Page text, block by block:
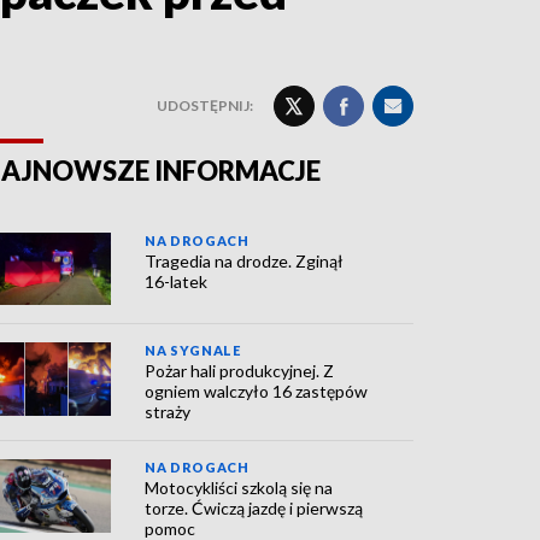
UDOSTĘPNIJ:
INFORMACJE
NA DROGACH
Tragedia na drodze. Zginął
16-latek
NA SYGNALE
Pożar hali produkcyjnej. Z
ogniem walczyło 16 zastępów
straży
NA DROGACH
Motocykliści szkolą się na
torze. Ćwiczą jazdę i pierwszą
pomoc